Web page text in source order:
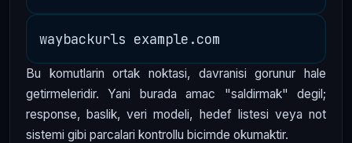
Bu komutlarin ortak noktasi, davranisi gorunur hale
getirmeleridir. Yani burada amac "saldirmak" degil;
response, baslik, veri modeli, hedef listesi veya not
sistemi gibi parcalari kontrollu bicimde okumaktir.